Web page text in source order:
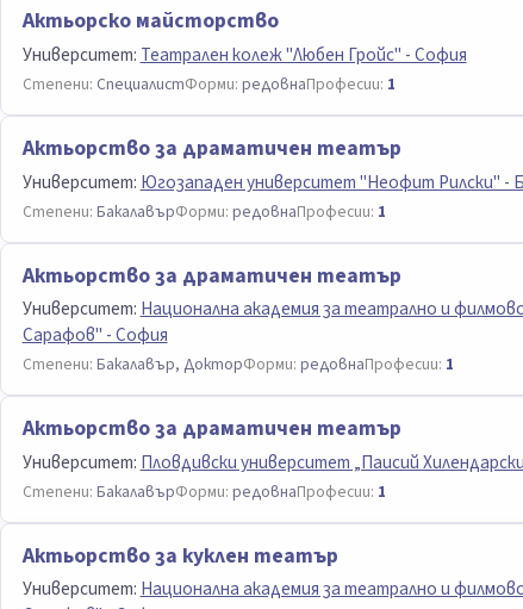
Актьорско майсторство
Университет: Театрален колеж "Любен Гройс" - София
Степени: СпециалистФорми: редовнаПрофесии: 1
Актьорство за драматичен театър
Университет: Югозападен университет "Неофит Рилски" -
Степени: БакалавърФорми: редовнаПрофесии: 1
Актьорство за драматичен театър
Университет: Национална академия за театрално и
Сарафов" - София
Степени: Бакалавър, ДокторФорми: редовнаПрофесии: 1
Актьорство за драматичен театър
Университет: Пловдивски университет „Паисий
Степени: БакалавърФорми: редовнаПрофесии: 1
Актьорство за куклен театър
Университет: Национална академия за театрално и